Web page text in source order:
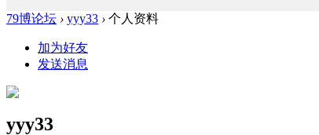
79博论坛 › yyy33 › 个人资料
加为好友
发送消息
yyy33